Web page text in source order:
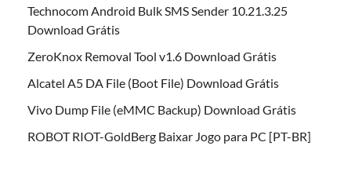
Technocom Android Bulk SMS Sender 10.21.3.25
Download Grátis
ZeroKnox Removal Tool v1.6 Download Grátis
Alcatel A5 DA File (Boot File) Download Grátis
Vivo Dump File (eMMC Backup) Download Grátis
ROBOT RIOT-GoldBerg Baixar Jogo para PC [PT-BR]